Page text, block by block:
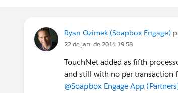
Ryan Ozimek (Soapbox Engage)
22 de jan. de 2014 19:58
TouchNet added as fifth
and still with no per transaction
@Soapbox Engage App